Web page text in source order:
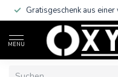
Gratisgeschenk aus
MENU